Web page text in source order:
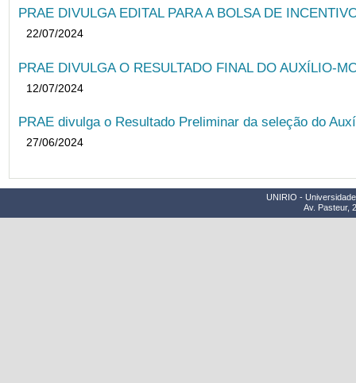
PRAE DIVULGA EDITAL PARA A BOLSA DE
22/07/2024
PRAE DIVULGA O RESULTADO FINAL DO AUXÍLIO-
12/07/2024
PRAE divulga o Resultado Preliminar da seleção do
27/06/2024
UNIRIO -
Av. Pasteur,